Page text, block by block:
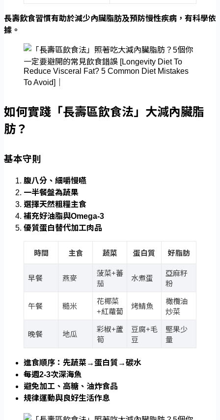
長壽飲食習慣有助於減少內臟脂肪及預防慢性疾病，有科學依
據。
如何實踐「長壽區飲食法」大減內臟脂
肪？
基本守則
腹八分、細嚼慢嚥
一半餐盤為蔬果
選擇天然粗糧主食
補充好油脂與Omega-3
優質蛋白替代加工肉品
時間 主食 蔬菜 蛋白質 好脂肪
早餐 燕麥
菠菜+蕃
茄
水煮蛋
亞麻籽
粉
午餐 糙米
花椰菜
+紅蘿蔔
烤鯖魚
橄欖油
炒菜
晚餐 地瓜
彩椒+蘆
筍
豆腐+毛
豆
堅果少
量
進食順序：先蔬菜→蛋白質→碳水
每週2-3次深海魚
避免加工、高糖、油炸食品
規律運動與良好生活作息